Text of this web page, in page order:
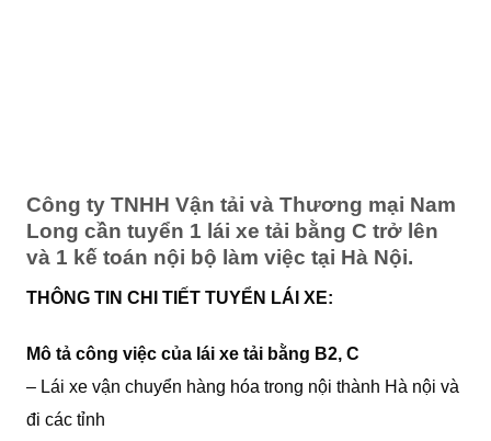
Công ty TNHH Vận tải và Thương mại Nam
Long cần tuyển 1 lái xe tải bằng C trở lên
và 1 kế toán nội bộ làm việc tại Hà Nội.
THÔNG TIN CHI TIẾT TUYỂN LÁI XE:
Mô tả công việc của lái xe tải bằng B2, C
– Lái xe vận chuyển hàng hóa trong nội thành Hà nội và
đi các tỉnh